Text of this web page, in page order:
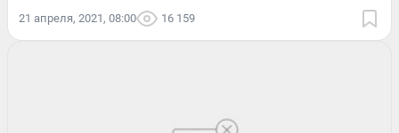
21 апреля, 2021, 08:00 16 159